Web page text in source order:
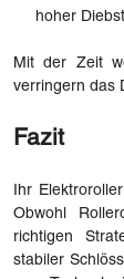
hoher
Mit der Zeit
verringern das
Fazit
Ihr
Obwohl
richtigen
stabiler